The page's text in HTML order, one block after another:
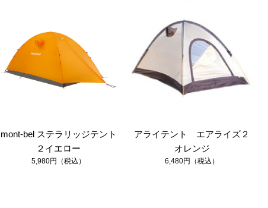
mont-bel ステラリッジテント
２イエロー
5,980円（税込）
アライテント エアライズ２
オレンジ
6,480円（税込）